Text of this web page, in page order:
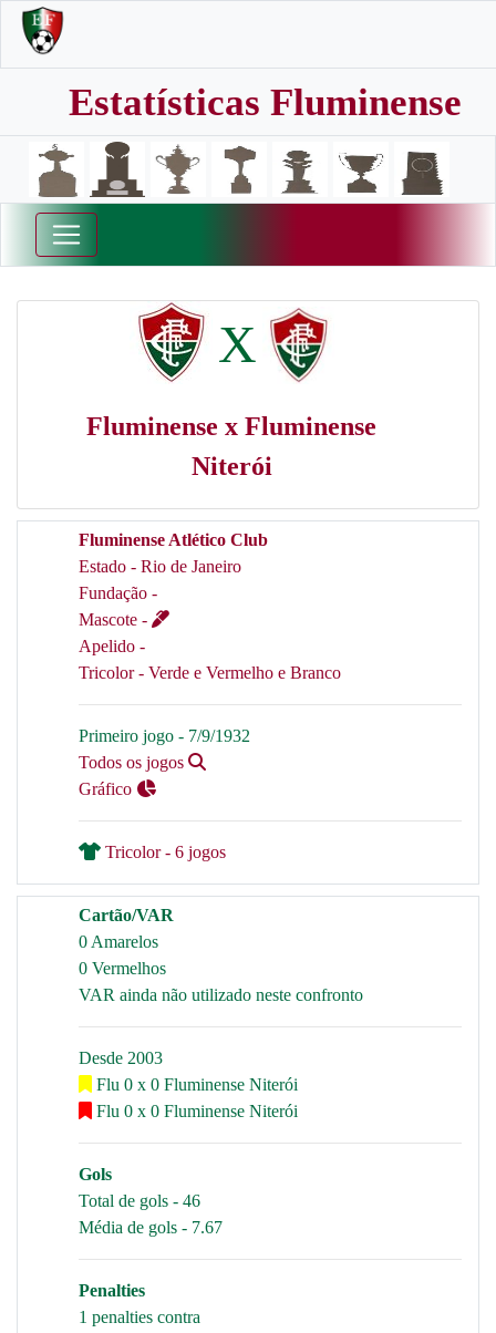
Estatísticas Fluminense
X
Fluminense x Fluminense
Niterói
Fluminense Atlético Club
Estado - Rio de Janeiro
Fundação -
Mascote -
Apelido -
Tricolor - Verde e Vermelho e Branco
Primeiro jogo - 7/9/1932
Todos os jogos
Gráfico
Tricolor - 6 jogos
Cartão/VAR
0 Amarelos
0 Vermelhos
VAR ainda não utilizado neste confronto
Desde 2003
Flu 0 x 0 Fluminense Niterói
Flu 0 x 0 Fluminense Niterói
Gols
Total de gols - 46
Média de gols - 7.67
Penalties
1 penalties contra